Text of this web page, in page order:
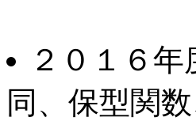
２０１６
同、保型関